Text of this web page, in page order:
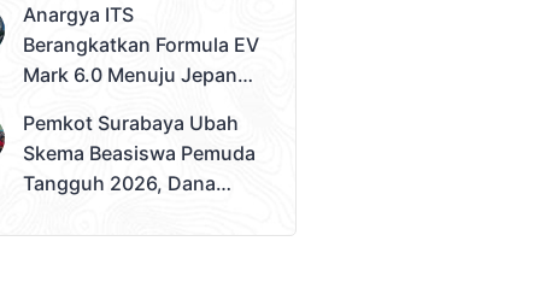
Pemilihan Duta Muda
Sidoarjo 2026
Anargya ITS
Berangkatkan Formula EV
Mark 6.0 Menuju Jepang,
2026
Pemkot Surabaya Ubah
Skema Beasiswa Pemuda
Tangguh 2026, Dana
Sekolah